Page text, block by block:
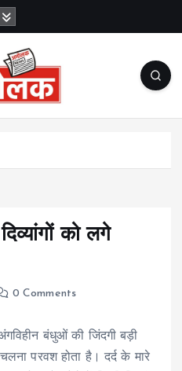
को लगे
0 Comments
बंधुओं की जिंदगी बड़ी
परवश होता है। दर्द के मारे